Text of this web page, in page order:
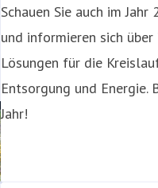
Schauen Sie auch im
und informieren sich
Lösungen für die
Entsorgung und Energie.
Jahr!